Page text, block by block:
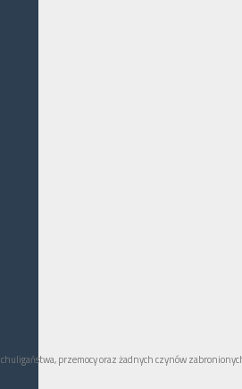
przemocy oraz żadnych czynów